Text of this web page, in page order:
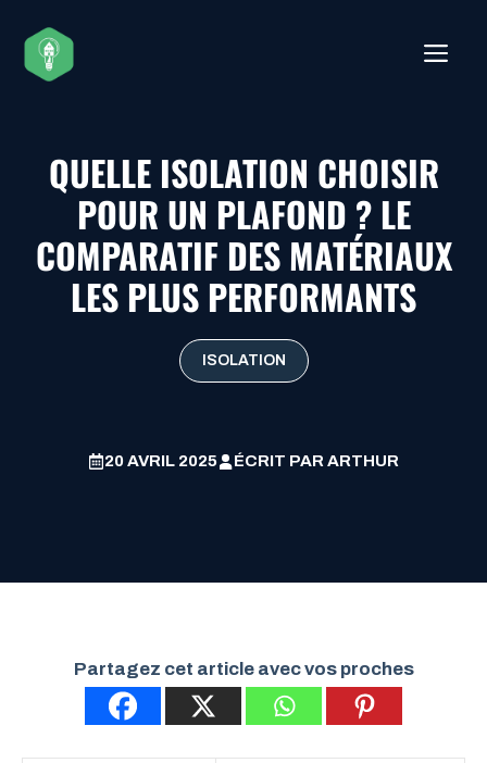
contenu
QUELLE ISOLATION CHOISIR
POUR UN PLAFOND ? LE
COMPARATIF DES MATÉRIAUX
LES PLUS PERFORMANTS
ISOLATION
20 AVRIL 2025 ÉCRIT PAR ARTHUR
Partagez cet article avec vos proches